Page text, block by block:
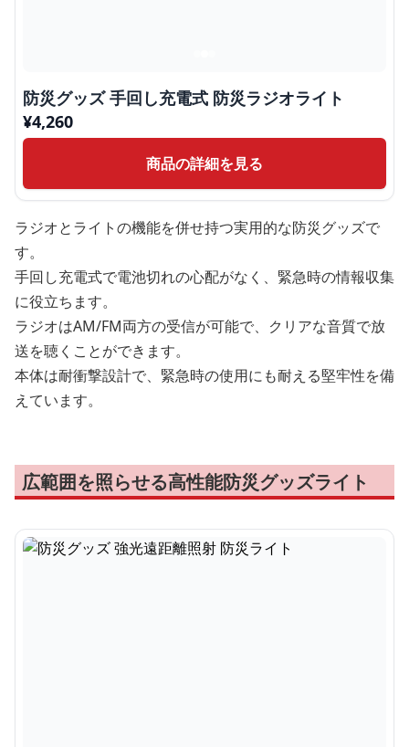
防災グッズ 手回し充電式 防災ラジオライト
¥4,260
商品の詳細を見る
ラジオとライトの機能を併せ持つ実用的な防災グッズで
す。
手回し充電式で電池切れの心配がなく、緊急時の情報収集
に役立ちます。
ラジオはAM/FM両方の受信が可能で、クリアな音質で放
送を聴くことができます。
本体は耐衝撃設計で、緊急時の使用にも耐える堅牢性を備
えています。
広範囲を照らせる高性能防災グッズライト